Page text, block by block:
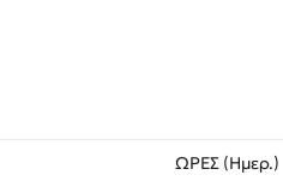
ΩΡΕΣ (Ημερ.)